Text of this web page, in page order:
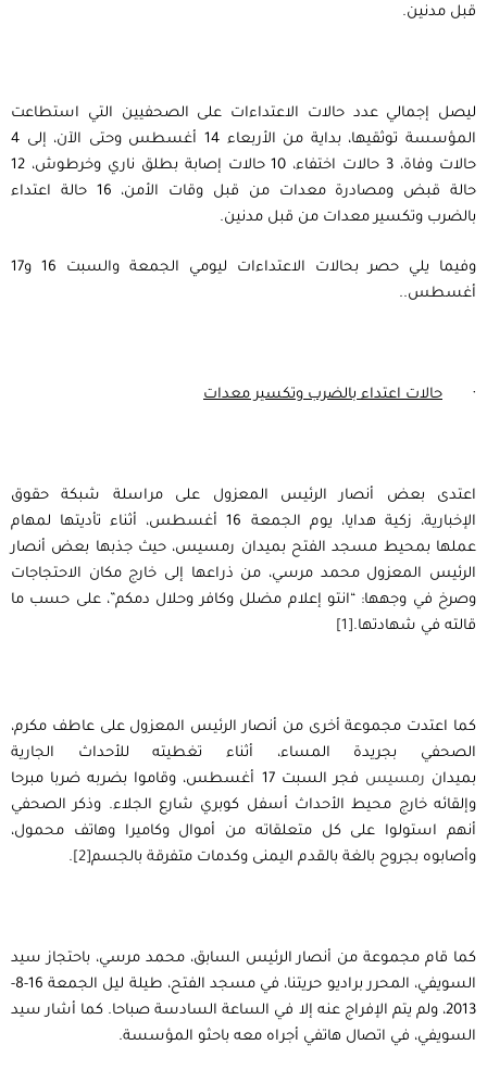
قبل مدنين.
ليصل إجمالي عدد حالات الاعتداءات على الصحفيين التي استطاعت
المؤسسة توثقيها، بداية من الأربعاء 14 أغسطس وحتى الآن، إلى 4
حالات وفاة، 3 حالات اختفاء، 10 حالات إصابة بطلق ناري وخرطوش، 12
حالة قبض ومصادرة معدات من قبل وقات الأمن، 16 حالة اعتداء
بالضرب وتكسير معدات من قبل مدنين.
وفيما يلي حصر بحالات الاعتداءات ليومي الجمعة والسبت 16 و17
أغسطس..
· حالات اعتداء بالضرب وتكسير معدات
اعتدى بعض أنصار الرئيس المعزول على مراسلة شبكة حقوق
الإخبارية، زكية هدايا، يوم الجمعة 16 أغسطس، أثناء تأديتها لمهام
عملها بمحيط مسجد الفتح بميدان رمسيس، حيث جذبها بعض أنصار
الرئيس المعزول محمد مرسي، من ذراعها إلى خارج مكان الاحتجاجات
وصرخ في وجهها: “انتو إعلام مضلل وكافر وحلال دمكم”، على حسب ما
قالته في شهادتها.[1]
كما اعتدت مجموعة أخرى من أنصار الرئيس المعزول على عاطف مكرم،
الصحفي بجريدة المساء، أثناء تغطيته للأحداث الجارية
بميدان رمسيس
فجر السبت 17 أغسطس، وقاموا بضربه ضربا مبرحا
وإلقائه خارج محيط الأحداث أسفل كوبري شارع الجلاء. وذكر الصحفي
أنهم استولوا على كل متعلقاته من أموال وكاميرا وهاتف محمول،
وأصابوه بجروح بالغة بالقدم اليمنى وكدمات متفرقة بالجسم[2]
.
كما قام مجموعة من أنصار الرئيس السابق، محمد مرسي، باحتجاز سيد
السويفي، المحرر براديو حريتنا، في مسجد الفتح، طيلة ليل الجمعة 16-8-
2013، ولم يتم الإفراج عنه إلا في الساعة السادسة صباحا. كما أشار سيد
السويفي، في اتصال هاتفي أجراه معه باحثو المؤسسة.